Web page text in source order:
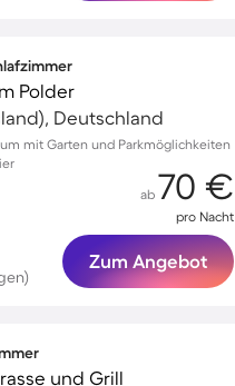
Polder
Deutschland
mit Garten und Parkmöglichkeiten
ab 70 €
pro Nacht
Zum Angebot
und Grill